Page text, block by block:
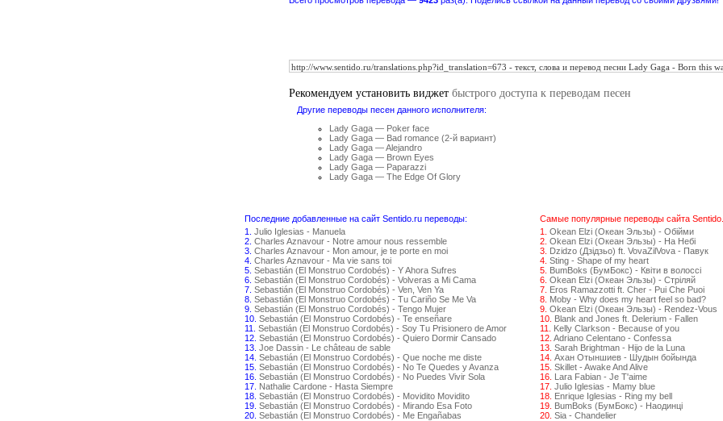
Рекомендуем установить виджет быстрого доступа к переводам песен
Другие переводы песен данного исполнителя:
Lady Gaga — Poker face
Lady Gaga — Bad romance (2-й вариант)
Lady Gaga — Alejandro
Lady Gaga — Brown Eyes
Lady Gaga — Paparazzi
Lady Gaga — The Edge Of Glory
Последние добавленные на сайт Sentido.ru переводы:
Самые популярные переводы сайта
1. Julio Iglesias - Manuela
2. Charles Aznavour - Notre amour nous ressemble
3. Charles Aznavour - Mon amour, je te porte en moi
4. Charles Aznavour - Ma vie sans toi
5. Sebastián (El Monstruo Cordobés) - Y Ahora Sufres
6. Sebastián (El Monstruo Cordobés) - Volveras a Mi Cama
7. Sebastián (El Monstruo Cordobés) - Ven, Ven Ya
8. Sebastián (El Monstruo Cordobés) - Tu Cariño Se Me Va
9. Sebastián (El Monstruo Cordobés) - Tengo Mujer
10. Sebastián (El Monstruo Cordobés) - Te enseñare
11. Sebastián (El Monstruo Cordobés) - Soy Tu Prisionero de Amor
12. Sebastián (El Monstruo Cordobés) - Quiero Dormir Cansado
13. Joe Dassin - Le château de sable
14. Sebastián (El Monstruo Cordobés) - Que noche me diste
15. Sebastián (El Monstruo Cordobés) - No Te Quedes y Avanza
16. Sebastián (El Monstruo Cordobés) - No Puedes Vivir Sola
17. Nathalie Cardone - Hasta Siempre
18. Sebastián (El Monstruo Cordobés) - Movidito Movidito
19. Sebastián (El Monstruo Cordobés) - Mirando Esa Foto
20. Sebastián (El Monstruo Cordobés) - Me Engañabas
1. Okean Elzi (Океан Эльзы) - Обійми
2. Okean Elzi (Океан Эльзы) - На Небі
3. Dzidzo (Дзідзьо) ft. VovaZilVova - Павук
4. Sting - Shape of my heart
5. BumBoks (БумБокс) - Квіти в волоссі
6. Okean Elzi (Океан Эльзы) - Стрiляй
7. Eros Ramazzotti ft. Cher - Pui Che Puoi
8. Moby - Why does my heart feel so bad?
9. Okean Elzi (Океан Эльзы) - Rendez-Vous
10. Blank and Jones ft. Delerium - Fallen
11. Kelly Clarkson - Because of you
12. Adriano Celentano - Confessa
13. Sarah Brightman - Hijo de la Luna
14. Ахан Отыншиев - Шудын бойында
15. Skillet - Awake And Alive
16. Lara Fabian - Je T'aime
17. Julio Iglesias - Mamy blue
18. Enrique Iglesias - Ring my bell
19. BumBoks (БумБокс) - Наодинці
20. Sia - Chandelier